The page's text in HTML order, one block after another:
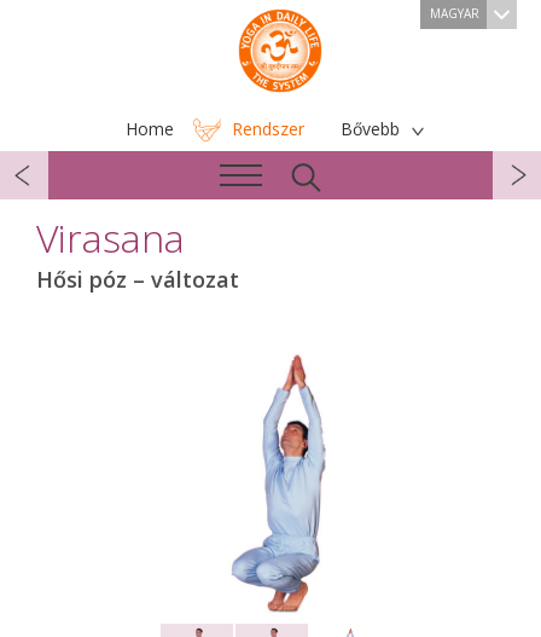
MAGYAR
Home Rendszer Bővebb
Virasana
Hősi póz – változat